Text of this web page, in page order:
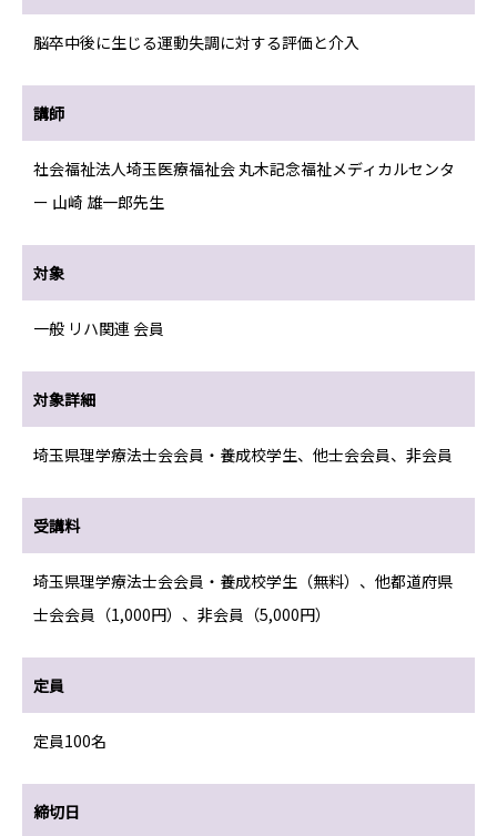
脳卒中後に生じる運動失調に対する評価と介入
講師
社会福祉法人埼玉医療福祉会 丸木記念福祉メディカルセンタ
ー 山崎 雄一郎先生
対象
一般 リハ関連 会員
対象詳細
埼玉県理学療法士会会員・養成校学生、他士会会員、非会員
受講料
埼玉県理学療法士会会員・養成校学生（無料）、他都道府県
士会会員（1,000円）、非会員（5,000円）
定員
定員100名
締切日